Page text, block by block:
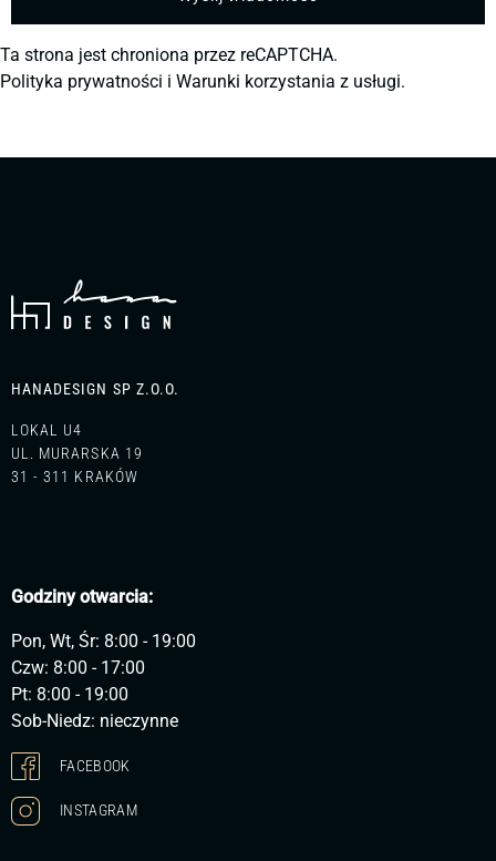
Ta strona jest chroniona przez reCAPTCHA.
Polityka prywatności i Warunki korzystania z usługi.
HANADESIGN SP Z.O.O.
LOKAL U4
UL. MURARSKA 19
31 - 311 KRAKÓW
Godziny otwarcia:
Pon, Wt, Śr: 8:00 - 19:00
Czw: 8:00 - 17:00
Pt: 8:00 - 19:00
Sob-Niedz: nieczynne
FACEBOOK
INSTAGRAM